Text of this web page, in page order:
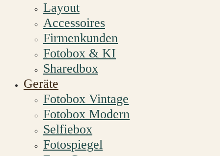
Layout
Accessoires
Firmenkunden
Fotobox & KI
Sharedbox
Geräte
Fotobox Vintage
Fotobox Modern
Selfiebox
Fotospiegel